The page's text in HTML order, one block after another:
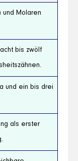
und Molaren
bis zwölf
und ein bis drei
als erster